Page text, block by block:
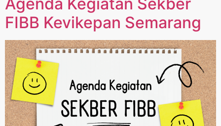
FIBB Kevikepan Semarang